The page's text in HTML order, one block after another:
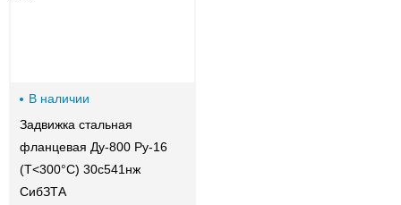
В наличии
Задвижка стальная
фланцевая Ду-800 Ру-16
(Т<300°С) 30с541нж
СибЗТА